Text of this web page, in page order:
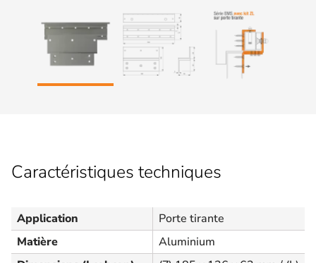
Caractéristiques techniques
Application
Porte tirante
Matière
Aluminium